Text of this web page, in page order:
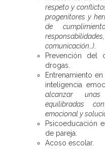
respeto y
progenitores y
de
comunicación…)
Prevención del
drogas.
Entrenamiento
inteligencia
alcanzar
equilibradas
emocional y
Psicoeducación
de pareja.
Acoso escolar.